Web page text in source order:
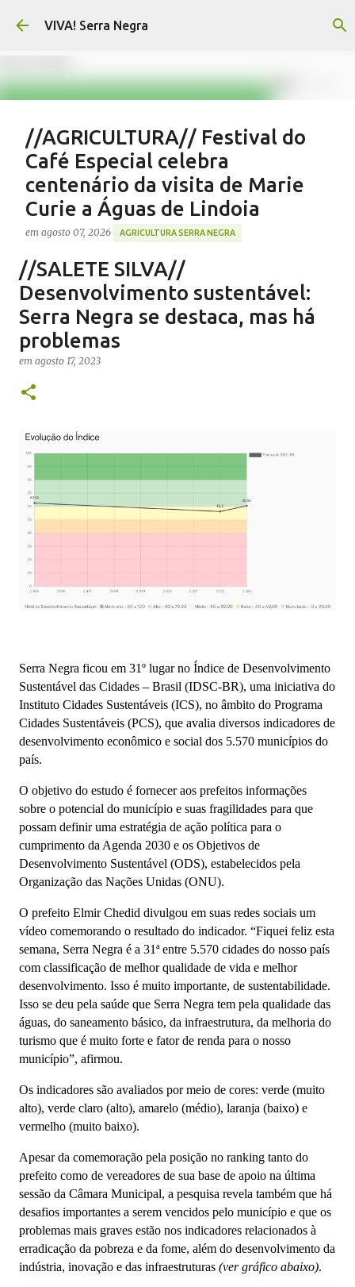
Pular para o conteúdo principal
VIVA! Serra Negra
//AGRICULTURA// Festival do
Café Especial celebra
centenário da visita de Marie
Curie a Águas de Lindoia
em agosto 07, 2026 AGRICULTURA SERRA NEGRA
FESTIVAL CAFÉ ÁGUAS DE LINDOIA NOTÍCIAS SERRA NEGRA
0
//SALETE SILVA//
Desenvolvimento sustentável:
Serra Negra se destaca, mas há
problemas
em agosto 17, 2023
Serra Negra ficou em 31º lugar no Índice de Desenvolvimento
Sustentável das Cidades – Brasil (IDSC-BR), uma iniciativa do
Instituto Cidades Sustentáveis (ICS), no âmbito do Programa
Cidades Sustentáveis (PCS), que avalia diversos indicadores de
desenvolvimento econômico e social dos 5.570 municípios do
país.
O objetivo do estudo é fornecer aos prefeitos informações
sobre o potencial do município e suas fragilidades para que
possam definir uma estratégia de ação política para o
cumprimento da Agenda 2030 e os Objetivos de
Desenvolvimento Sustentável (ODS), estabelecidos pela
Organização das Nações Unidas (ONU).
O prefeito Elmir Chedid divulgou em suas redes sociais um
vídeo comemorando o resultado do indicador. “Fiquei feliz esta
semana, Serra Negra é a 31ª entre 5.570 cidades do nosso país
com classificação de melhor qualidade de vida e melhor
desenvolvimento. Isso é muito importante, de sustentabilidade.
Isso se deu pela saúde que Serra Negra tem pela qualidade das
águas, do saneamento básico, da infraestrutura, da melhoria do
turismo que é muito forte e fator de renda para o nosso
município”, afirmou.
Os indicadores são avaliados por meio de cores: verde (muito
alto), verde claro (alto), amarelo (médio), laranja (baixo) e
vermelho (muito baixo).
Apesar da comemoração pela posição no ranking tanto do
prefeito como de vereadores de sua base de apoio na última
sessão da Câmara Municipal, a pesquisa revela também que há
desafios importantes a serem vencidos pelo município e que os
problemas mais graves estão nos indicadores relacionados à
erradicação da pobreza e da fome, além do desenvolvimento da
indústria, inovação e das infraestruturas (ver gráfico abaixo).